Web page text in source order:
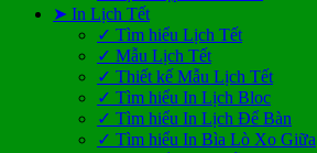
➤ In Lịch Tết
✓ Tìm hiểu Lịch Tết
✓ Mẫu Lịch Tết
✓ Thiết kế Mẫu Lịch Tết
✓ Tìm hiểu In Lịch Bloc
✓ Tìm hiểu In Lịch Để Bàn
✓ Tìm hiểu In Bìa Lò Xo Giữa